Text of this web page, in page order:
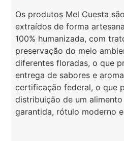
Os produtos Mel Cuesta
extraídos de forma
100% humanizada, com
preservação do meio
diferentes floradas, o que
entrega de sabores e
certificação federal, o que
distribuição de um
garantida, rótulo moderno